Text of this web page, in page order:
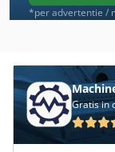
Case Ih 7220
Case Ih 7250
Case Ih 733 A
Case Ih 8010
*per advertentie /
Gratis in